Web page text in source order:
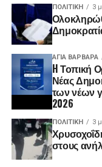
ΠΟΛΙΤΙΚΉ 3
ΑΓΙΑ ΒΑΡΒΑΡΑ
H Τοπική
Νέας
των νέων
2026
ΠΟΛΙΤΙΚΉ 3
στους